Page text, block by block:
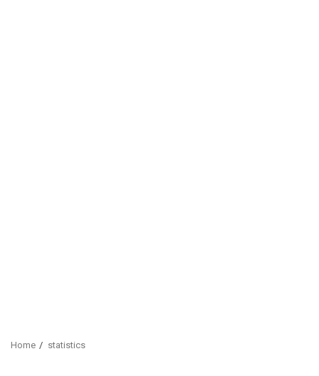
Home statistics